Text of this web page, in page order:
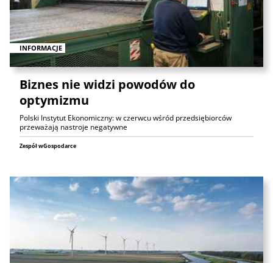
INFORMACJE
Biznes nie widzi powodów do
optymizmu
Polski Instytut Ekonomiczny: w czerwcu wśród przedsiębiorców
przeważają nastroje negatywne
Zespół wGospodarce